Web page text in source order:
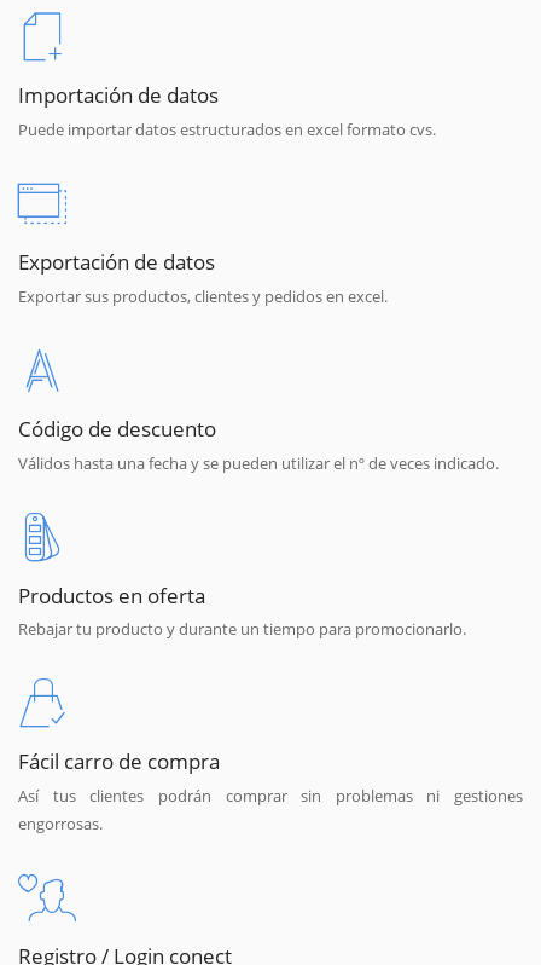
Importación de datos
Puede importar datos estructurados en excel formato cvs.
Exportación de datos
Exportar sus productos, clientes y pedidos en excel.
Código de descuento
Válidos hasta una fecha y se pueden utilizar el nº de veces indicado.
Productos en oferta
Rebajar tu producto y durante un tiempo para promocionarlo.
Fácil carro de compra
Así tus clientes podrán comprar sin problemas ni gestiones
engorrosas.
Registro / Login conect